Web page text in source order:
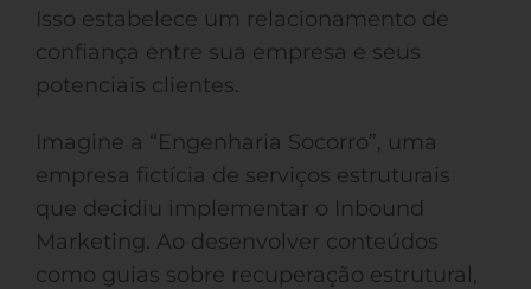
Isso estabelece um relacionamento de
confiança entre sua empresa e seus
potenciais clientes.
Imagine a “Engenharia Socorro”, uma
empresa fictícia de serviços estruturais
que decidiu implementar o Inbound
Marketing. Ao desenvolver conteúdos
como guias sobre recuperação estrutural,